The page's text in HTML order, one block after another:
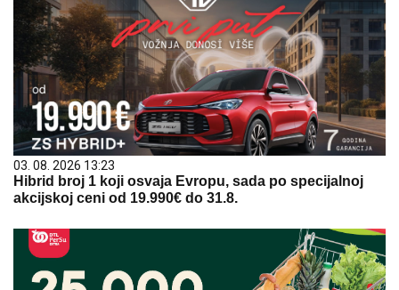
03. 08. 2026 13:23
Hibrid broj 1 koji osvaja Evropu, sada po specijalnoj
akcijskoj ceni od 19.990€ do 31.8.